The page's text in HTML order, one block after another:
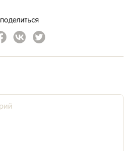
поделиться